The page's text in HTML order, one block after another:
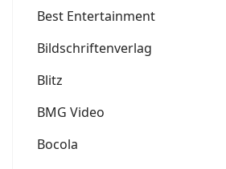
Best Entertainment
Bildschriftenverlag
Blitz
BMG Video
Bocola